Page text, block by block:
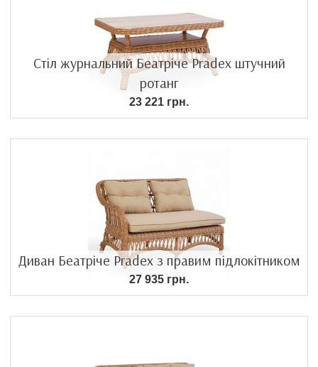
Стіл журнальний Беатріче Pradex штучний
ротанг
23 221 грн.
Диван Беатріче Pradex з правим підлокітником
27 935 грн.